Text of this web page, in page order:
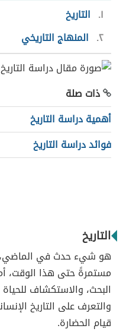
١
التاريخ
٢ المنهاج التاريخي
ذات صلة
أهمية دراسة التاريخ
فوائد دراسة التاريخ
التاريخ
هو شيء حدث في الماضي،
مستمرةً حتى هذا الوقت،
البحث، والاستكشاف
والتعرف على التاريخ
قيام الحضارة.